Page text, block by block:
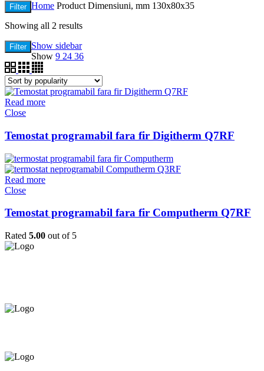
Filter Home Product Dimensiuni, mm 130x80x35
Showing all 2 results
Filter Show sidebar
Show 9 24 36
Read more
Close
Temostat programabil fara fir Digitherm Q7RF
Read more
Close
Temostat programabil fara fir Computherm Q7RF
Rated 5.00 out of 5